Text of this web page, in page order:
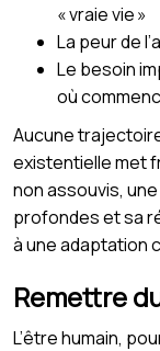
« vraie vie »
La peur de
Le besoin
où
Aucune
existentielle met
non assouvis,
profondes et sa
à une adaptation
Remettre
L’être humain,